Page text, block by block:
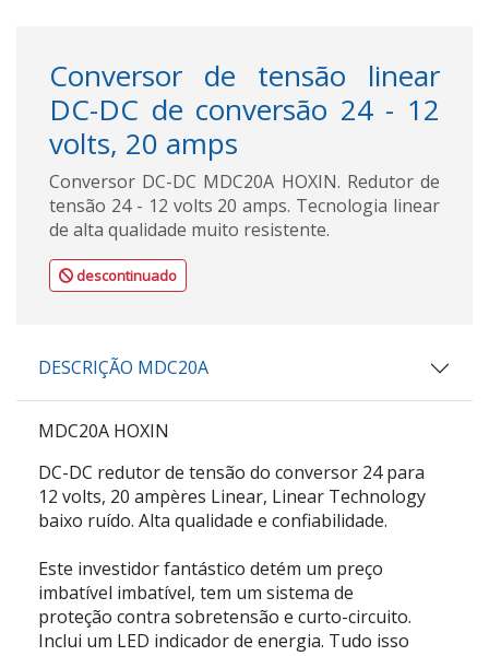
Conversor de tensão linear
DC-DC de conversão 24 - 12
volts, 20 amps
Conversor DC-DC MDC20A HOXIN. Redutor de
tensão 24 - 12 volts 20 amps. Tecnologia linear
de alta qualidade muito resistente.
descontinuado
DESCRIÇÃO MDC20A
MDC20A HOXIN
DC-DC redutor de tensão do conversor 24 para
12 volts, 20 ampères Linear, Linear Technology
baixo ruído. Alta qualidade e confiabilidade.
Este investidor fantástico detém um preço
imbatível imbatível, tem um sistema de
proteção contra sobretensão e curto-circuito.
Inclui um LED indicador de energia. Tudo isso